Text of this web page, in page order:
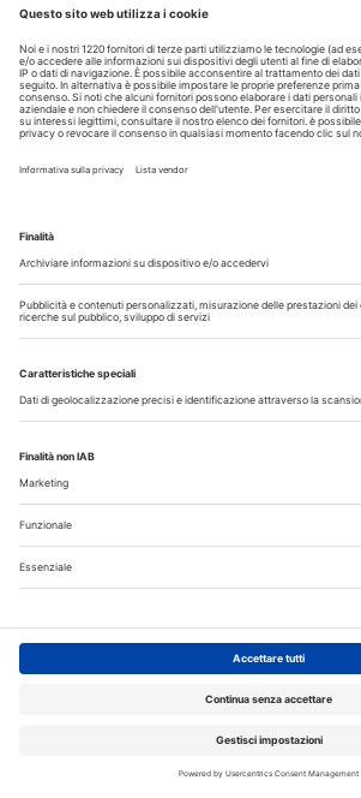
Approfondisci
APPROFONDIMENTI 29 Luglio
Disinfettare lo spazzolino: i
di uso comune per valutare la loro
contaminazione batterica delle
quotidiano dello...
Approfondisci
L’ imaging 3D nella pratica
L’esperienza del prof. Marco Martignoni
imaging Dürr Dental: semplifica la
l’esecuzione dell’esame, riducendo la
Stage nei laboratori